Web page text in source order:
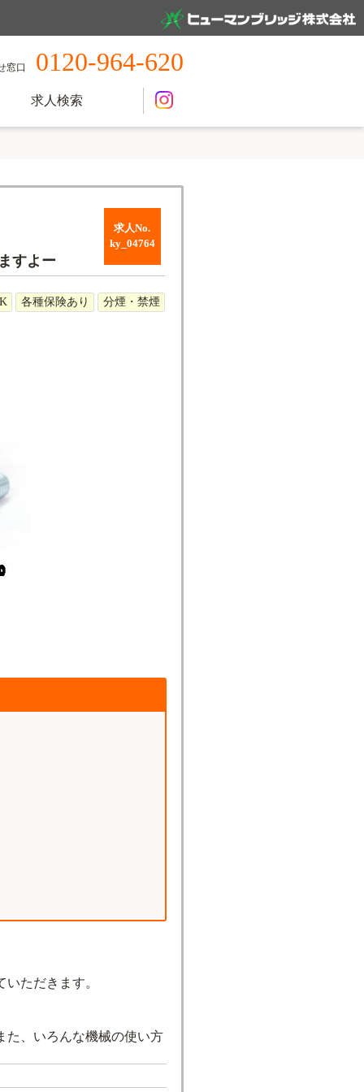
窓口 0120-964-620
求人検索
求人No.
ky_04764
すよー
各種保険あり 分煙・禁煙
ただきます。
た、いろんな機械の使い方